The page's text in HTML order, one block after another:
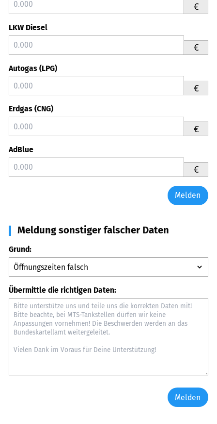
€
LKW Diesel
€
Autogas (LPG)
€
Erdgas (CNG)
€
AdBlue
€
Melden
Meldung sonstiger falscher Daten
Grund:
Übermittle die richtigen Daten:
Melden